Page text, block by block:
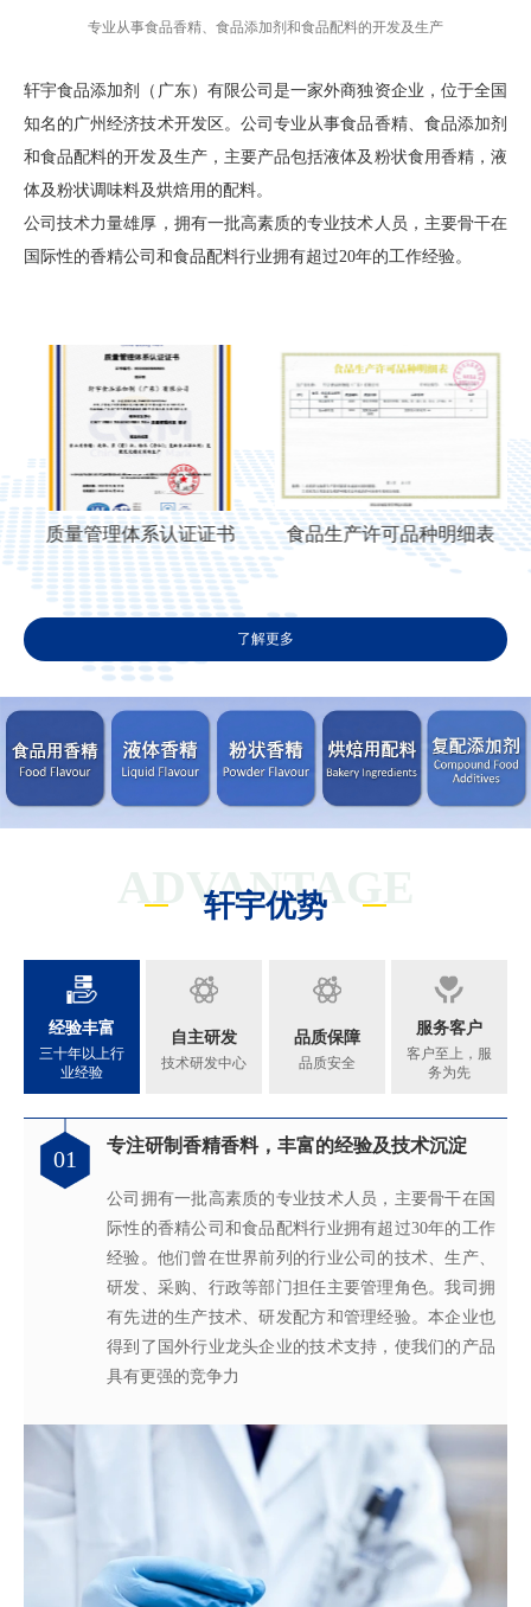
专业从事食品香精、食品添加剂和食品配料的开发及生产
轩宇食品添加剂（广东）有限公司是一家外商独资企业，位于全国
知名的广州经济技术开发区。公司专业从事食品香精、食品添加剂
和食品配料的开发及生产，主要产品包括液体及粉状食用香精，液
体及粉状调味料及烘焙用的配料。
公司技术力量雄厚，拥有一批高素质的专业技术人员，主要骨干在
国际性的香精公司和食品配料行业拥有超过20年的工作经验。
质量管理体系认证证书 食品生产许可品种明细表
了解更多
ADVANTAGE
轩宇优势
经验丰富
三十年以上行
业经验
自主研发
技术研发中心
品质保障
品质安全
服务客户
客户至上，服
务为先
01
专注研制香精香料，丰富的经验及技术沉淀
公司拥有一批高素质的专业技术人员，主要骨干在国
际性的香精公司和食品配料行业拥有超过30年的工作
经验。他们曾在世界前列的行业公司的技术、生产、
研发、采购、行政等部门担任主要管理角色。我司拥
有先进的生产技术、研发配方和管理经验。本企业也
得到了国外行业龙头企业的技术支持，使我们的产品
具有更强的竞争力
02
满足客户不同的调香需求
拥有独立的香精香料技术研发实验室和生产车间，可
为客户提供适合、满意，高性价比的高品质香精。
03
完善的质量管理体系
从2005年起，公司就建立了国际认可的ISO9001：
2015质量管理体系及ISO22000：2018 食品安全管理体
系，为所有产品质量稳定性及食用安全性保驾护航。
04
真心酿香味 芬芳传五洲
轩宇的应用及技术服务中心，汇聚了多位优秀的技术
工程师从事香精香料在各类产品中的开发应用，能高
效地针对客户需求打造不同产品，满 足客户对提高其
产品质量以及缩短交货期的需求。